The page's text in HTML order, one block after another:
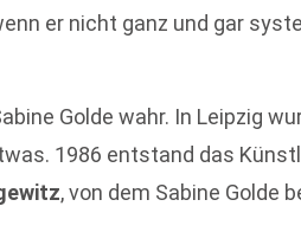
er nicht ganz und gar
Golde wahr. In Leipzig
1986 entstand das
, von dem Sabine Golde